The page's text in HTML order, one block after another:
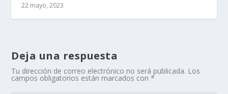
22 mayo, 2023
Deja una respuesta
Tu dirección de correo electrónico no será publicada. Los
campos obligatorios están marcados con*